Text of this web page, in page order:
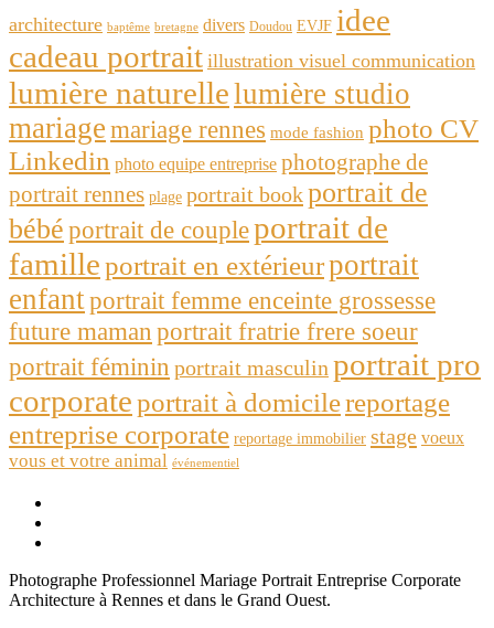
architecture baptême bretagne divers Doudou EVJF idee
cadeau portrait illustration visuel communication
lumière naturellelumière studio
mariagemariage rennes mode fashion photo CV
Linkedin photo equipe entreprise photographe de
portrait rennes plage portrait bookportrait de
bébéportrait de coupleportrait de
familleportrait en extérieurportrait
enfantportrait femme enceinte grossesse
future maman portrait fratrie frere soeur
portrait féminin portrait masculin portrait pro
corporateportrait à domicilereportage
entreprise corporate reportage immobilier stage voeux
vous et votre animal événementiel
Photographe Professionnel Mariage Portrait Entreprise Corporate
Architecture à Rennes et dans le Grand Ouest.